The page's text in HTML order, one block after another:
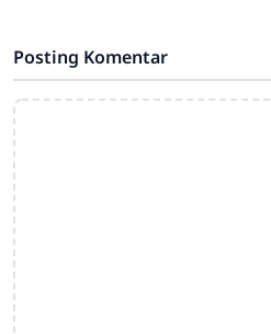
Posting Komentar